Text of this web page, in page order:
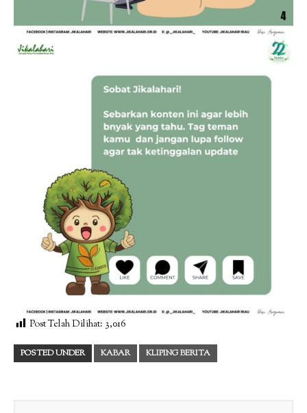
Post Telah Dilihat: 3,016
POSTED UNDER KABAR KLIPING BERITA